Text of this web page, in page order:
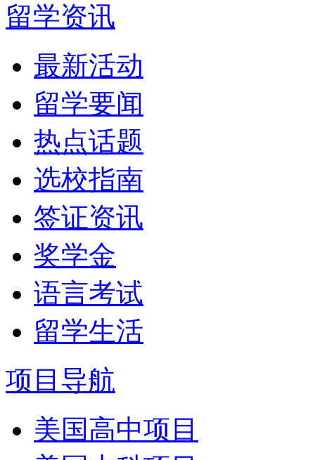
留学资讯
最新活动
留学要闻
热点话题
选校指南
签证资讯
奖学金
语言考试
留学生活
项目导航
美国高中项目